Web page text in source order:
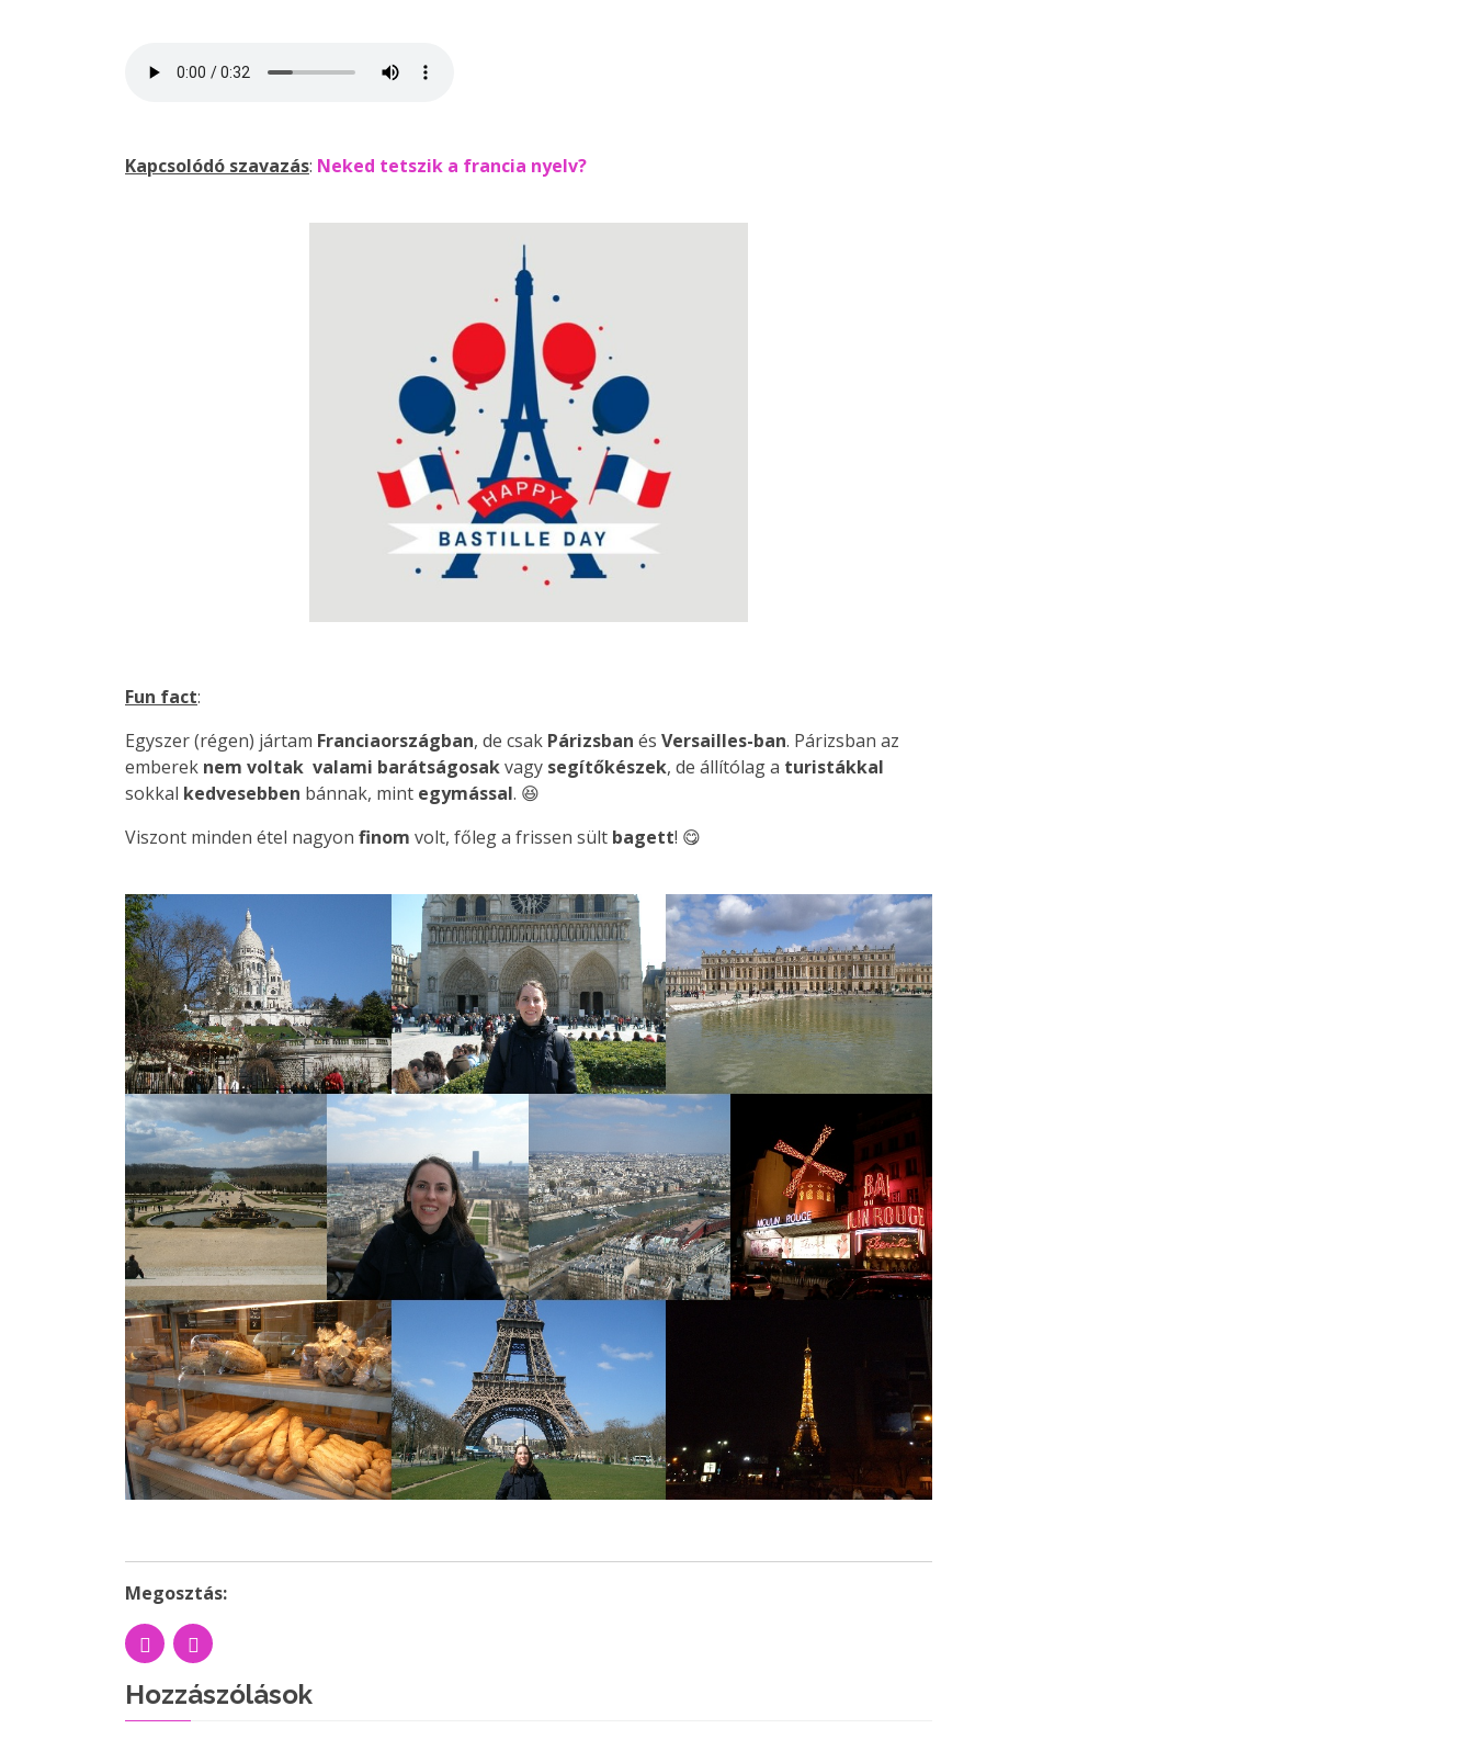
Kapcsolódó szavazás: Neked tetszik a francia nyelv?
Fun fact:
Egyszer (régen) jártam Franciaországban, de csak Párizsban és Versailles-ban. Párizsban az
emberek nem voltak valami barátságosakvagy segítőkészek, de állítólag a turistákkal
sokkal kedvesebben bánnak, mint egymással. 😆
Viszont minden étel nagyon finom volt, főleg a frissen sült bagett! 😋
Megosztás:
Hozzászólások